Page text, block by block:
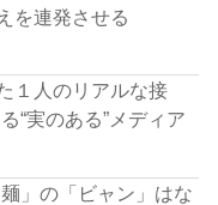
を連発させる
１人のリアルな接
“実のある”メディア
」の「ビャン」はな